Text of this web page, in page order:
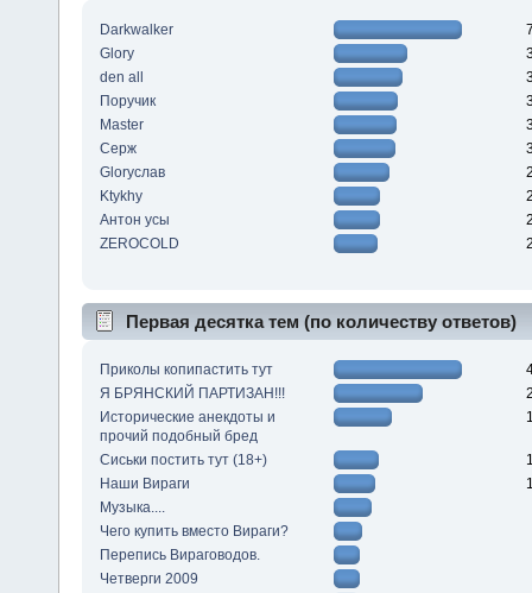
Darkwalker
Glory
den all
Поручик
Master
Серж
Gloryслав
Ktykhy
Антон усы
ZEROCOLD
Первая десятка тем (по количеству ответов)
Приколы копипастить тут
Я БРЯНСКИЙ ПАРТИЗАН!!!
Исторические анекдоты и
прочий подобный бред
Сиськи постить тут (18+)
Наши Вираги
Музыка....
Чего купить вместо Вираги?
Перепись Вираговодов.
Четверги 2009